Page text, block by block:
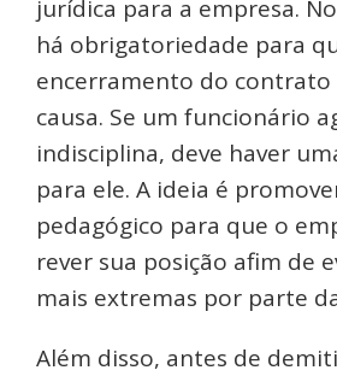
jurídica para a empresa.
há obrigatoriedade para
encerramento do contrato
causa. Se um funcionário
indisciplina, deve haver
para ele. A ideia é
pedagógico para que o
rever sua posição afim de
mais extremas por parte
Além disso, antes de